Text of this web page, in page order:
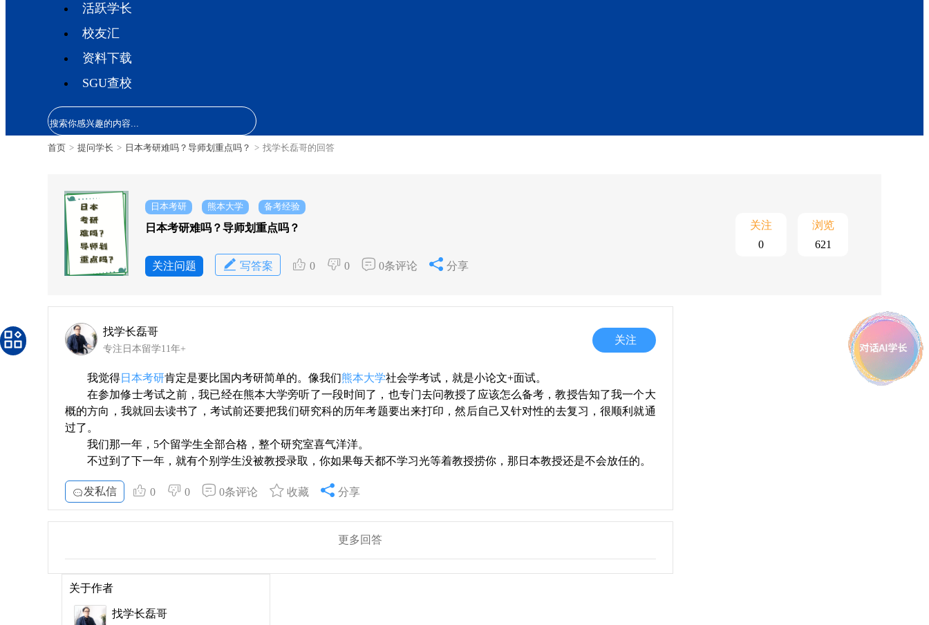
活跃学长
校友汇
资料下载
SGU查校
首页 > 提问学长 > 日本考研难吗？导师划重点吗？ > 找学长磊哥的回答
日本考研 熊本大学 备考经验
日本考研难吗？导师划重点吗？
关注问题 写答案 0 0 0条评论 分享
浏览
621
关注
0
找学长磊哥
专注日本留学11年+
关注
我觉得日本考研肯定是要比国内考研简单的。像我们熊本大学社会学考试，就是小论文+面试。
在参加修士考试之前，我已经在熊本大学旁听了一段时间了，也专门去问教授了应该怎么备考，教授告知了我一个大
概的方向，我就回去读书了，考试前还要把我们研究科的历年考题要出来打印，然后自己又针对性的去复习，很顺利就通
过了。
我们那一年，5个留学生全部合格，整个研究室喜气洋洋。
不过到了下一年，就有个别学生没被教授录取，你如果每天都不学习光等着教授捞你，那日本教授还是不会放任的。
发私信 0 0 0条评论 收藏 分享
更多回答
关于作者
找学长磊哥